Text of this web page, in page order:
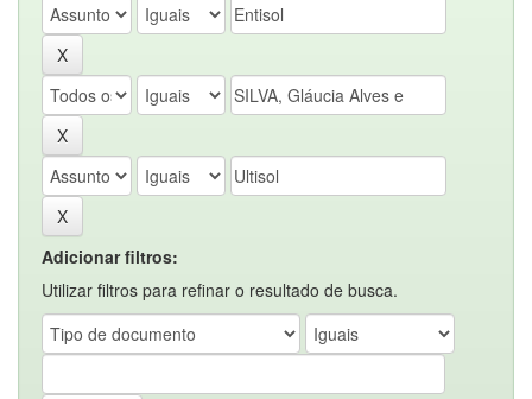
Adicionar filtros:
Utilizar filtros para refinar o resultado de busca.